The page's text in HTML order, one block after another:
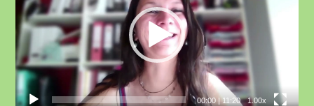
00:00|11:20 1.00x